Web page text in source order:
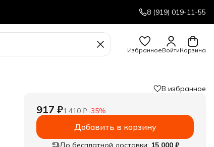
8 (919) 019-11-55
ИзбранноеВойтиКорзина
В избранное
917 ₽1 410 ₽−35%
Добавить в корзину
До бесплатной доставки: 15 000 ₽